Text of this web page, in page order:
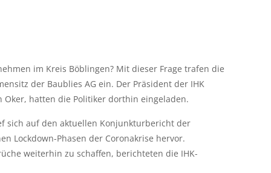
im Kreis Böblingen? Mit dieser Frage trafen die
der Baublies AG ein. Der Präsident der IHK
hatten die Politiker dorthin eingeladen.
sich auf den aktuellen Konjunkturbericht der
Lockdown-Phasen der Coronakrise hervor.
weiterhin zu schaffen, berichteten die IHK-